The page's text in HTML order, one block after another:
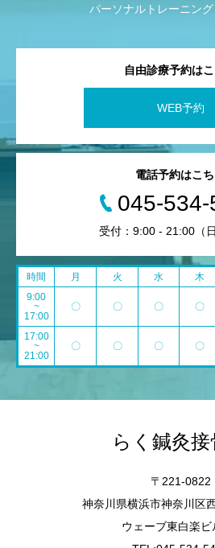
パーソナルトレーニング
自由診療予約は
WEB予約
電話予約はこ
045-534-
受付：9:00 - 21:00（日
時間 月 火 水 木
9:00
~
17:00
〇 〇 〇 〇
17:00
~
21:00
〇 〇 〇 〇
らく鍼灸
〒221-0822
神奈川県横浜市神奈川区
ウェーブ東白楽ビ